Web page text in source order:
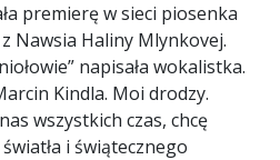
premierę w sieci piosenka
Nawsia Haliny Mlynkovej.
napisała wokalistka.
Kindla. Moi drodzy.
wszystkich czas, chcę
i świątecznego